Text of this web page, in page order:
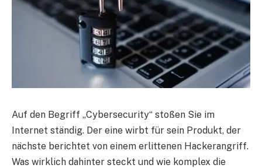
Auf den Begriff „Cybersecurity“ stoßen Sie im
Internet ständig. Der eine wirbt für sein Produkt, der
nächste berichtet von einem erlittenen Hackerangriff.
Was wirklich dahinter steckt und wie komplex die